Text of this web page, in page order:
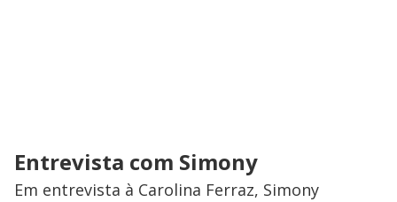
Entrevista com Simony
Em entrevista à Carolina Ferraz, Simony